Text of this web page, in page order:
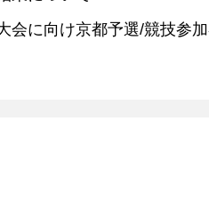
会に向け京都予選/競技参